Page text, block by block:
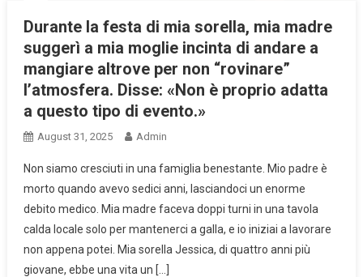
Durante la festa di mia sorella, mia madre
suggerì a mia moglie incinta di andare a
mangiare altrove per non “rovinare”
l’atmosfera. Disse: «Non è proprio adatta
a questo tipo di evento.»
August 31, 2025 Admin
Non siamo cresciuti in una famiglia benestante. Mio padre è
morto quando avevo sedici anni, lasciandoci un enorme
debito medico. Mia madre faceva doppi turni in una tavola
calda locale solo per mantenerci a galla, e io iniziai a lavorare
non appena potei. Mia sorella Jessica, di quattro anni più
giovane, ebbe una vita un […]